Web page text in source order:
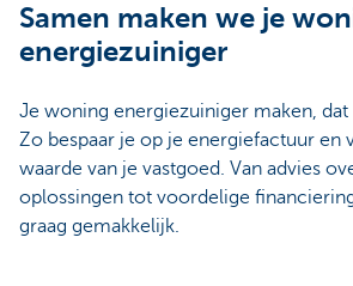
Samen maken we je
energiezuiniger
Je woning energiezuiniger maken, dat
Zo bespaar je op je energiefactuur en
waarde van je vastgoed. Van advies
oplossingen tot voordelige
graag gemakkelijk.